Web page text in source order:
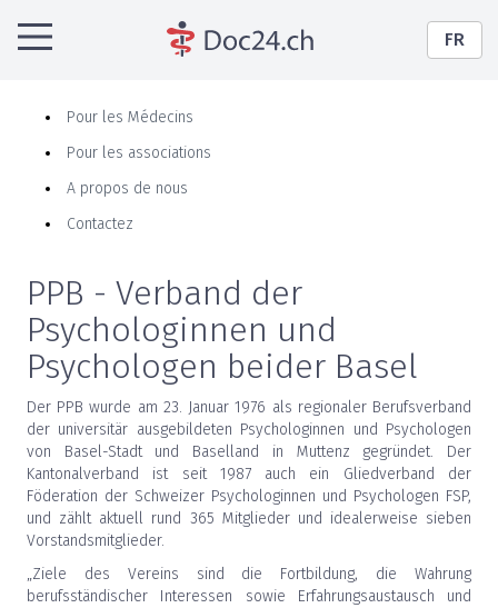
FR
Pour les Médecins
Pour les associations
A propos de nous
Contactez
PPB - Verband der
Psychologinnen und
Psychologen beider Basel
Der PPB wurde am 23. Januar 1976 als regionaler Berufsverband
der universitär ausgebildeten Psychologinnen und Psychologen
von Basel-Stadt und Baselland in Muttenz gegründet. Der
Kantonalverband ist seit 1987 auch ein Gliedverband der
Föderation der Schweizer Psychologinnen und Psychologen FSP,
und zählt aktuell rund 365 Mitglieder und idealerweise sieben
Vorstandsmitglieder.
„Ziele des Vereins sind die Fortbildung, die Wahrung
berufsständischer Interessen sowie Erfahrungsaustausch und